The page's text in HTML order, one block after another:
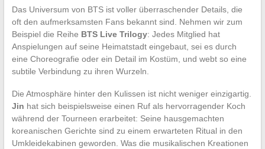
Das Universum von BTS ist voller überraschender Details, die
oft den aufmerksamsten Fans bekannt sind. Nehmen wir zum
Beispiel die Reihe BTS Live Trilogy: Jedes Mitglied hat
Anspielungen auf seine Heimatstadt eingebaut, sei es durch
eine Choreografie oder ein Detail im Kostüm, und webt so eine
subtile Verbindung zu ihren Wurzeln.
Die Atmosphäre hinter den Kulissen ist nicht weniger einzigartig.
Jin hat sich beispielsweise einen Ruf als hervorragender Koch
während der Tourneen erarbeitet: Seine hausgemachten
koreanischen Gerichte sind zu einem erwarteten Ritual in den
Umkleidekabinen geworden. Was die musikalischen Kreationen